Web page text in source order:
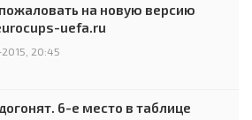
на новую версию
uefa.ru
20:45
6-е место в таблице